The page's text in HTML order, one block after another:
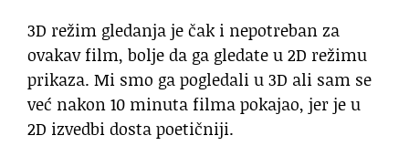
3D režim gledanja je čak i nepotreban za
ovakav film, bolje da ga gledate u 2D režimu
prikaza. Mi smo ga pogledali u 3D ali sam se
već nakon 10 minuta filma pokajao, jer je u
2D izvedbi dosta poetičniji.